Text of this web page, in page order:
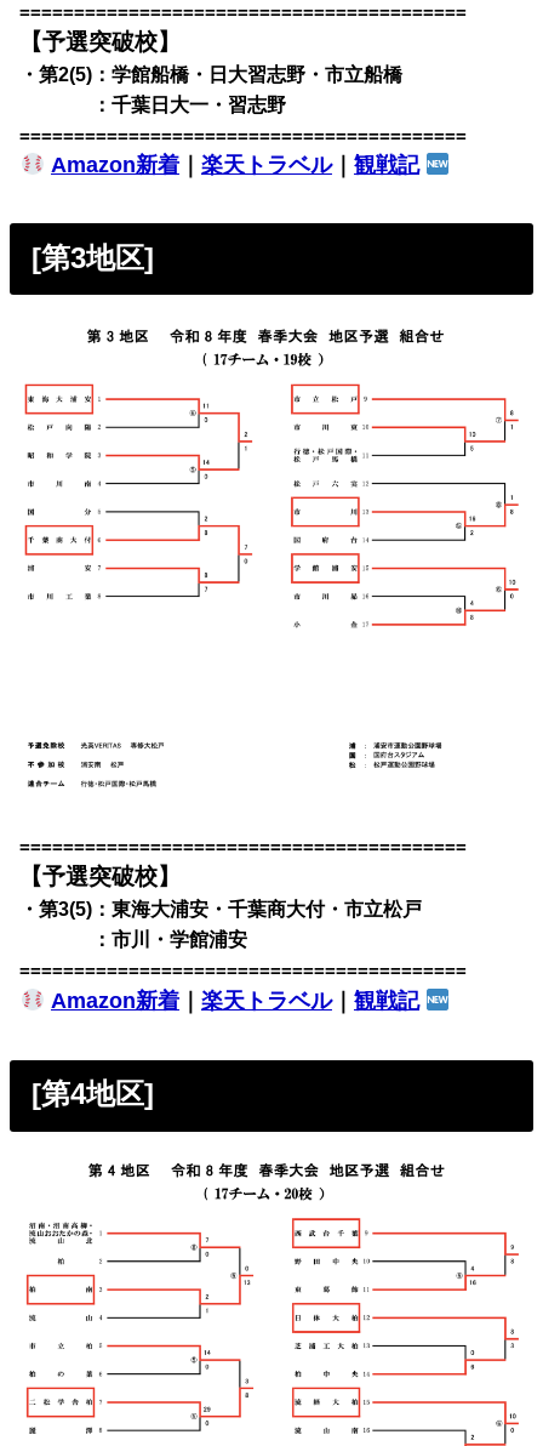
=========================================
【予選突破校】
・第2(5)：学館船橋・日大習志野・市立船橋
：千葉日大一・習志野
=========================================
Amazon新着｜ 楽天トラベル｜ 観戦記
[第3地区]
=========================================
【予選突破校】
・第3(5)：東海大浦安・千葉商大付・市立松戸
：市川・学館浦安
=========================================
Amazon新着｜ 楽天トラベル｜ 観戦記
[第4地区]